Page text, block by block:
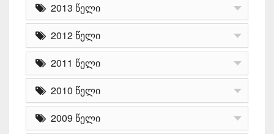
2013 წელი
2012 წელი
2011 წელი
2010 წელი
2009 წელი